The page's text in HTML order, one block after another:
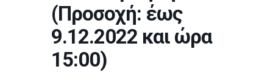
(Προσοχή: έως
9.12.2022 και ώρα
15:00)